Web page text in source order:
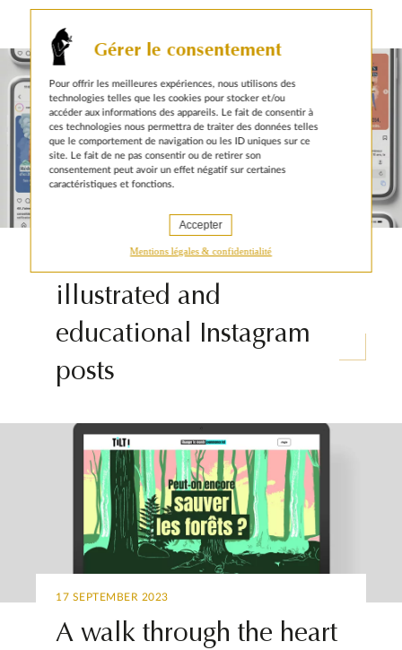
Gérer le consentement
Pour offrir les meilleures expériences, nous utilisons des
technologies telles que les cookies pour stocker et/ou
accéder aux informations des appareils. Le fait de consentir à
ces technologies nous permettra de traiter des données telles
que le comportement de navigation ou les ID uniques sur ce
site. Le fait de ne pas consentir ou de retirer son
consentement peut avoir un effet négatif sur certaines
caractéristiques et fonctions.
Accepter
Mentions légales & confidentialité
Conseil d’État: 15
illustrated and
educational Instagram
posts
17 SEPTEMBER 2023
A walk through the heart